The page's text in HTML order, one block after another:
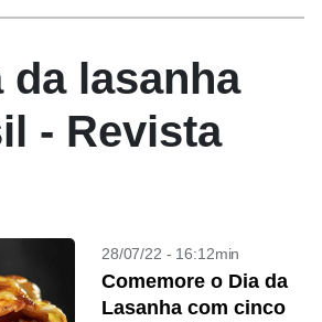
lasanha
- Revista
28/07/22 - 16:12min
Comemore o Dia da
Lasanha com cinco